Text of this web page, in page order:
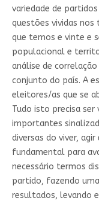
variedade de
questões vividas nos
que temos e vinte e
populacional e
análise de
conjunto do país. A
eleitores/as que se
Tudo isto precisa
importantes
diversas do viver,
fundamental para
necessário termos
partido, fazendo
resultados, levando